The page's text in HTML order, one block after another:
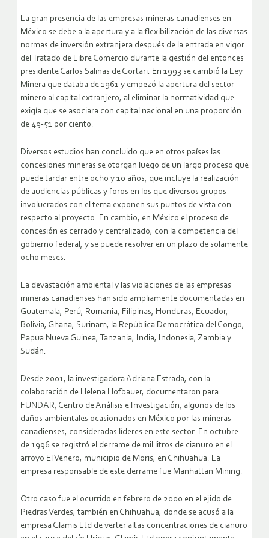
La gran presencia de las empresas mineras canadienses en
México se debe a la apertura y a la flexibilización de las diversas
normas de inversión extranjera después de la entrada en vigor
del Tratado de Libre Comercio durante la gestión del entonces
presidente Carlos Salinas de Gortari. En 1993 se cambió la Ley
Minera que databa de 1961 y empezó la apertura del sector
minero al capital extranjero, al eliminar la normatividad que
exigía que se asociara con capital nacional en una proporción
de 49-51 por ciento.
Diversos estudios han concluido que en otros países las
concesiones mineras se otorgan luego de un largo proceso que
puede tardar entre ocho y 10 años, que incluye la realización
de audiencias públicas y foros en los que diversos grupos
involucrados con el tema exponen sus puntos de vista con
respecto al proyecto. En cambio, en México el proceso de
concesión es cerrado y centralizado, con la competencia del
gobierno federal, y se puede resolver en un plazo de solamente
ocho meses.
La devastación ambiental y las violaciones de las empresas
mineras canadienses han sido ampliamente documentadas en
Guatemala, Perú, Rumania, Filipinas, Honduras, Ecuador,
Bolivia, Ghana, Surinam, la República Democrática del Congo,
Papua Nueva Guinea, Tanzania, India, Indonesia, Zambia y
Sudán.
Desde 2001, la investigadora Adriana Estrada, con la
colaboración de Helena Hofbauer, documentaron para
FUNDAR, Centro de Análisis e Investigación, algunos de los
daños ambientales ocasionados en México por las mineras
canadienses, consideradas líderes en este sector. En octubre
de 1996 se registró el derrame de mil litros de cianuro en el
arroyo El Venero, municipio de Moris, en Chihuahua. La
empresa responsable de este derrame fue Manhattan Mining.
Otro caso fue el ocurrido en febrero de 2000 en el ejido de
Piedras Verdes, también en Chihuahua, donde se acusó a la
empresa Glamis Ltd de verter altas concentraciones de cianuro